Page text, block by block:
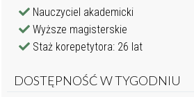
Nauczyciel akademicki
Wyższe magisterskie
Staż korepetytora: 26 lat
DOSTĘPNOŚĆ W TYGODNIU